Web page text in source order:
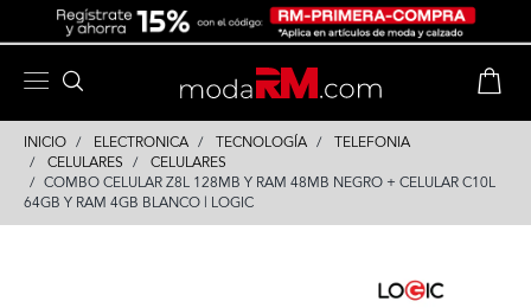
INICIO ELECTRONICA TECNOLOGÍA
TELEFONIA
CELULARES
CELULARES
COMBO CELULAR Z8L 128MB Y RAM 48MB NEGRO + CELULAR C10L
64GB Y RAM 4GB BLANCO | LOGIC